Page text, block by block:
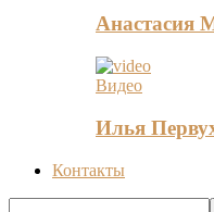
Анастасия
Видео
Илья
Контакты